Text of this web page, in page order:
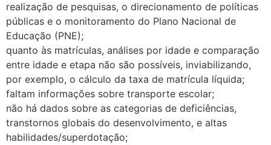
realização de pesquisas, o direcionamento de políticas
públicas e o monitoramento do Plano Nacional de
Educação (PNE);
quanto às matrículas, análises por idade e comparação
entre idade e etapa não são possíveis, inviabilizando,
por exemplo, o cálculo da taxa de matrícula líquida;
faltam informações sobre transporte escolar;
não há dados sobre as categorias de deficiências,
transtornos globais do desenvolvimento, e altas
habilidades/superdotação;